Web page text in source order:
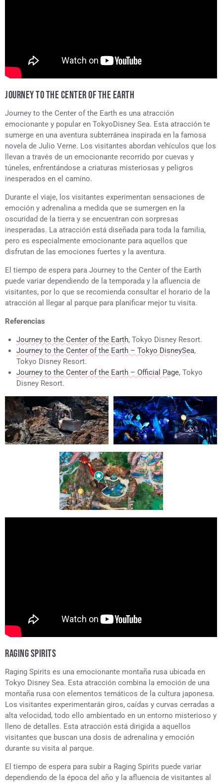
JOURNEY TO THE CENTER OF THE EARTH
Journey to the Center of the Earth es una atracción
emocionante y popular en TokyoDisney Sea. Esta atracción te
sumerge en una aventura subterránea inspirada en la famosa
novela de Julio Verne. Los visitantes abordan vehículos que los
llevan a través de un emocionante recorrido por cuevas y
túneles, enfrentándose a criaturas misteriosas y peligros
inesperados en el camino.
Durante el viaje, los visitantes experimentan sensaciones de
emoción y adrenalina a medida que se sumergen en la
oscuridad de la tierra y se encuentran con sorpresas
inesperadas. La atracción está diseñada para toda la familia,
pero es especialmente emocionante para aquellos que
disfrutan de las emociones fuertes y la aventura.
El tiempo de espera para Journey to the Center of the Earth
puede variar dependiendo de la temporada y la afluencia de
visitantes, por lo que se recomienda consultar el horario de la
atracción al llegar al parque para planificar mejor tu visita.
Referencias
Journey to the Center of the Earth, Tokyo Disney Resort.
Journey to the Center of the Earth – Tokyo DisneySea,
Tokyo Disney Resort.
Journey to the Center of the Earth – Official Page, Tokyo
Disney Resort.
RAGING SPIRITS
Raging Spirits es una emocionante montaña rusa ubicada en
Tokyo Disney Sea. Esta atracción combina la emoción de una
montaña rusa con elementos temáticos de la cultura japonesa.
Los visitantes experimentarán giros, caídas y curvas cerradas a
alta velocidad, todo ello ambientado en un entorno misterioso y
lleno de detalles. Esta atracción está dirigida a aquellos
visitantes que buscan una dosis de adrenalina y emoción
durante su visita al parque.
El tiempo de espera para subir a Raging Spirits puede variar
dependiendo de la época del año y la afluencia de visitantes al